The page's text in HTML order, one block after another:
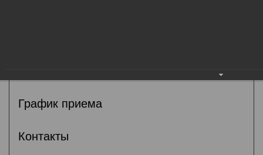
График приема
Контакты